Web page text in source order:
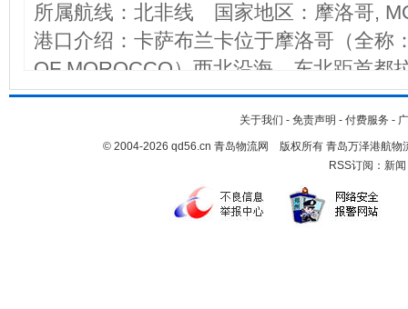
所属航线：北非线 国家地区：摩洛哥,
港口介绍：卡萨布兰卡位于摩洛哥（全称
OF MOROCCO）西北沿海，东北距首都
临大西洋的东侧。又名达尔贝达（DAR
口。始建于1770年，19世纪末发展为海
的中心，拥有全国约4/5的现代工业，工
要工业有炼油、炼铁、化工、纺织、鱼
橡胶、罐头及木材加工等。该港还是一
关于我们 - 免责声明 - 付费服务 -
© 2004-2026 qd56.cn 青岛物流网 版权所有 青岛万泽港航物
RSS订阅： 新闻